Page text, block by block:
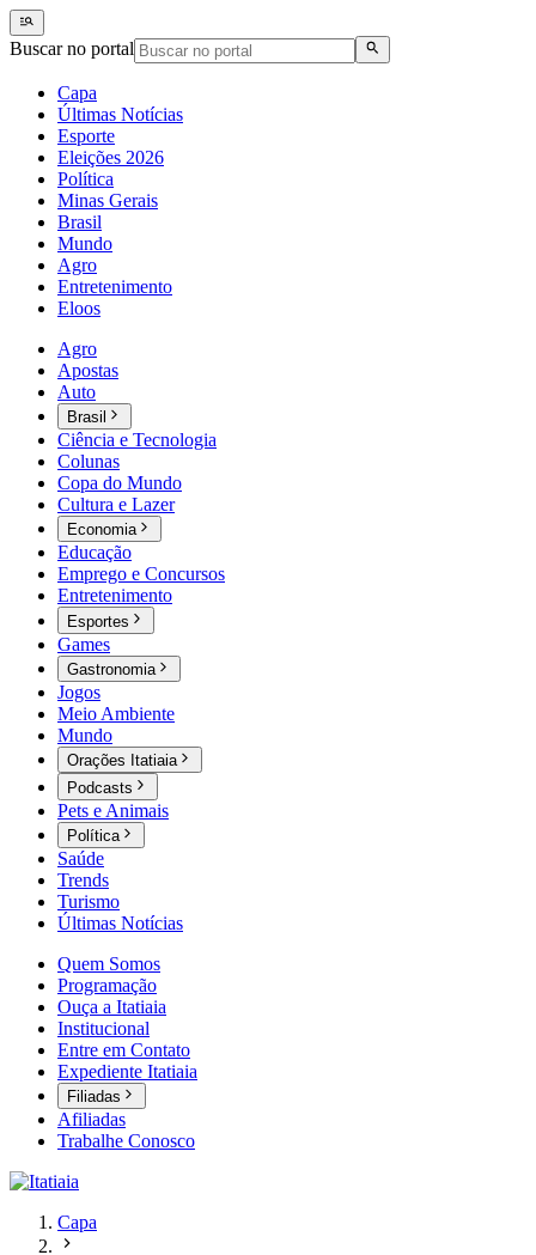
Buscar no portal
Capa
Últimas Notícias
Esporte
Eleições 2026
Política
Minas Gerais
Brasil
Mundo
Agro
Entretenimento
Eloos
Agro
Apostas
Auto
Brasil
Ciência e Tecnologia
Colunas
Copa do Mundo
Cultura e Lazer
Economia
Educação
Emprego e Concursos
Entretenimento
Esportes
Games
Gastronomia
Jogos
Meio Ambiente
Mundo
Orações Itatiaia
Podcasts
Pets e Animais
Política
Saúde
Trends
Turismo
Últimas Notícias
Quem Somos
Programação
Ouça a Itatiaia
Institucional
Entre em Contato
Expediente Itatiaia
Filiadas
Afiliadas
Trabalhe Conosco
Capa